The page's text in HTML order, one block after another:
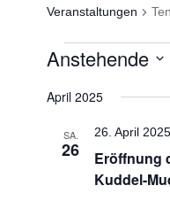
Veranstaltungen
Anstehende
wählen.
April 2025
SA.
26
Eröffnung
Kuddel-
26. April